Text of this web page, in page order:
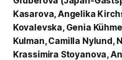
Kasarova, Angelika
Kovalevska, Genia
Kulman, Camilla Nylund,
Krassimira Stoyanova,